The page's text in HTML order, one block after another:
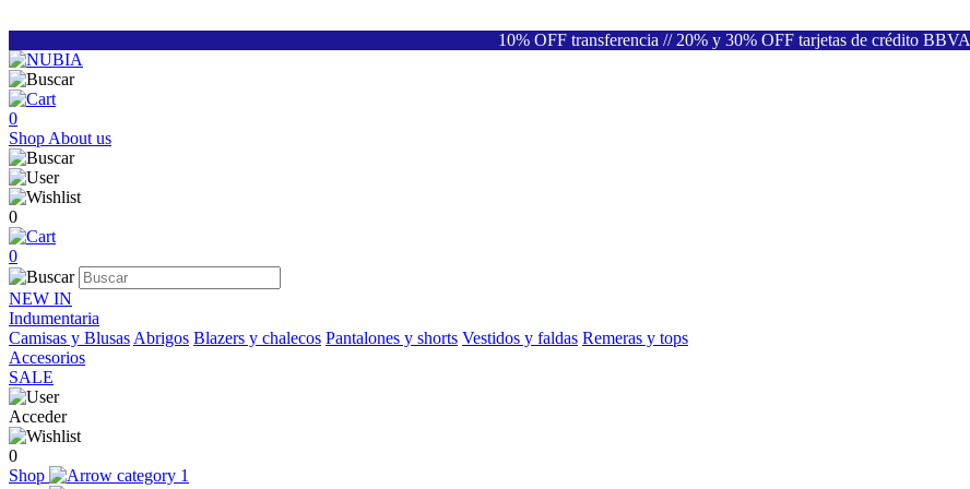
10% OFF transferencia // 20% y 30% OFF tarjetas de crédito BBVA
0
Shop About us
0
0
NEW IN
Indumentaria
Camisas y Blusas Abrigos Blazers y chalecos Pantalones y shorts Vestidos y faldas Remeras y tops
Accesorios
SALE
Acceder
0
Shop